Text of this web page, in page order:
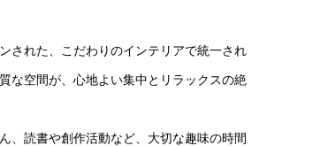
された、こだわりのインテリアで統一され
な空間が、心地よい集中とリラックスの絶
、読書や創作活動など、大切な趣味の時間